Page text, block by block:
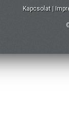
Kapcsolat |